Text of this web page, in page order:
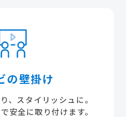
の壁掛け
、スタイリッシュに。
安全に取り付けます。